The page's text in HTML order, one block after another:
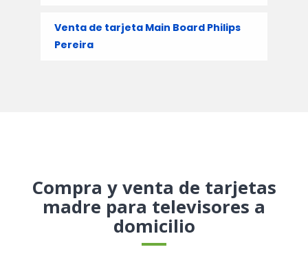
Venta de tarjeta Main Board Philips
Pereira
Compra y venta de tarjetas
madre para televisores a
domicilio